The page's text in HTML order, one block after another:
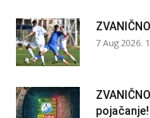
7 Aug 2026.
pojačanje!